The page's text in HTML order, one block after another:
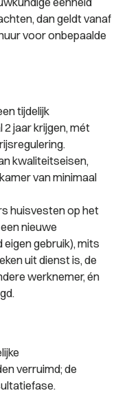
dan geldt vanaf
voor onbepaalde
tijdelijk
jaar krijgen, mét
kwaliteitseisen,
van minimaal
huisvesten op het
nieuwe
gebruik), mits
uit dienst is, de
werknemer, én
verruimd; de